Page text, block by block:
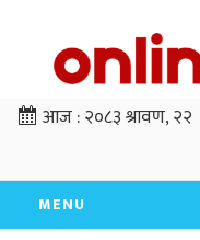
आज :२०८३ श्रावण, २२
MENU